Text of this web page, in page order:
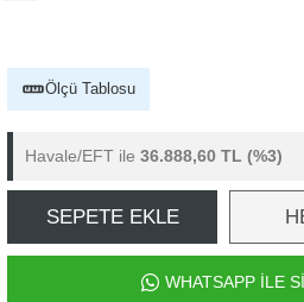
Ölçü Tablosu
Havale/EFT ile 36.888,60 TL (%3)
SEPETE EKLE
WHATSAPP İLE